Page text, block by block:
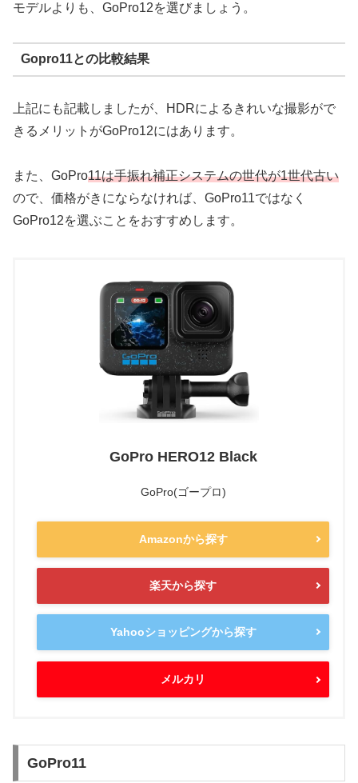
モデルよりも、GoPro12を選びましょう。
Gopro11との比較結果
上記にも記載しましたが、HDRによるきれいな撮影がで
きるメリットがGoPro12にはあります。
また、GoPro11は手振れ補正システムの世代が1世代古い
ので、価格がきにならなければ、GoPro11ではなく
GoPro12を選ぶことをおすすめします。
GoPro HERO12 Black
GoPro(ゴープロ)
Amazonから探す
楽天から探す
Yahooショッピングから探す
メルカリ
GoPro11